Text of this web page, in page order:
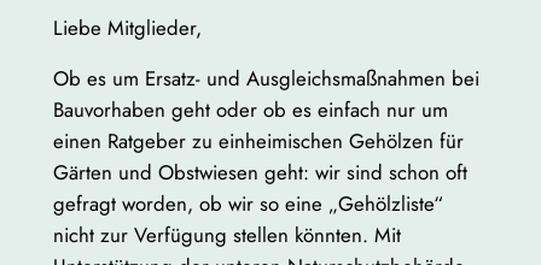
Liebe Mitglieder,
Ob es um Ersatz- und Ausgleichsmaßnahmen bei
Bauvorhaben geht oder ob es einfach nur um
einen Ratgeber zu einheimischen Gehölzen für
Gärten und Obstwiesen geht: wir sind schon oft
gefragt worden, ob wir so eine „Gehölzliste“
nicht zur Verfügung stellen könnten. Mit